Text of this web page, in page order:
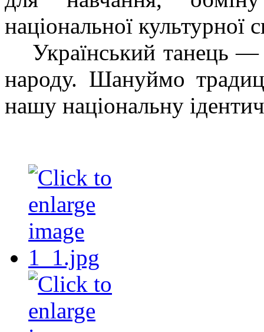
національної культурної
Український танець —
народу. Шануймо
нашу національну